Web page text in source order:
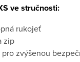
ve stručnosti:
rukojeť
zip
zvýšenou